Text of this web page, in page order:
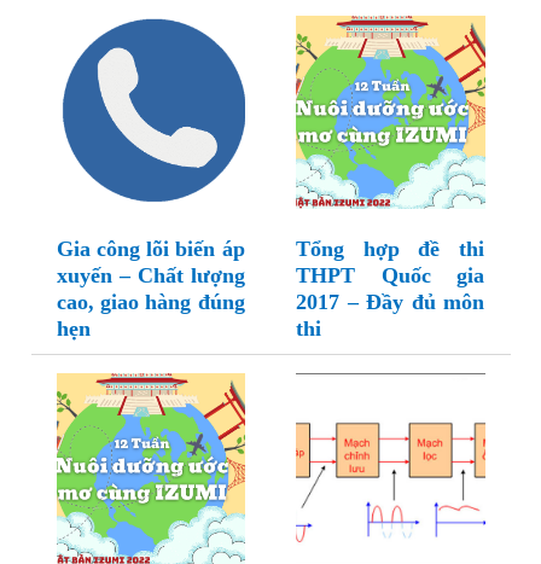
Gia công lõi biến áp
xuyến – Chất lượng
cao, giao hàng đúng
hẹn
Tổng hợp đề thi
THPT Quốc gia
2017 – Đầy đủ môn
thi